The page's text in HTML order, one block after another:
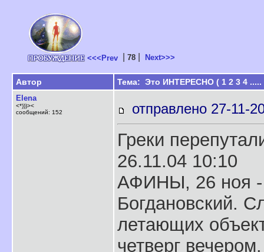
<<<Prev 78 Next>>>
Автор Тема: Это ИНТЕРЕСНО ( 1 2 3 4 .....
Elena
<*)))><
сообщений: 152
отправлено 27-11-
Греки
26.11.04 10:10
АФИНЫ, 26 ноя -
Богдановский.
летающих
четверг вечером.